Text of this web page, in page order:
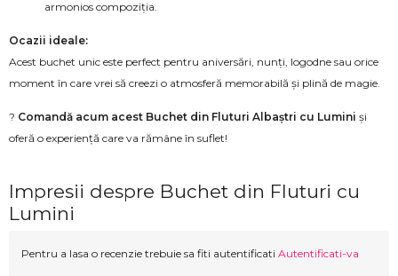
armonios compoziția.
Ocazii ideale:
Acest buchet unic este perfect pentru aniversări, nunți, logodne sau orice
moment în care vrei să creezi o atmosferă memorabilă și plină de magie.
? Comandă acum acest Buchet din Fluturi Albaștri cu Lumini și
oferă o experiență care va rămâne în suflet!
Impresii despre Buchet din Fluturi cu
Lumini
Pentru a lasa o recenzie trebuie sa fiti autentificati Autentificati-va